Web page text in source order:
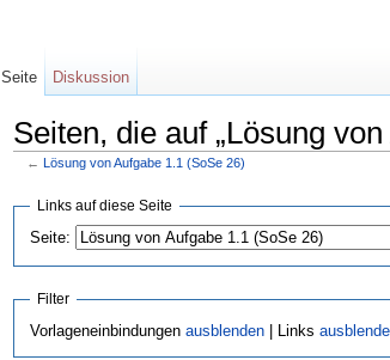
Seiten, die auf „Lösung
← Lösung von Aufgabe 1.1 (SoSe 26)
Links auf diese Seite
Seite:
Filter
Vorlageneinbindungen ausblenden| Links
Seite Diskussion